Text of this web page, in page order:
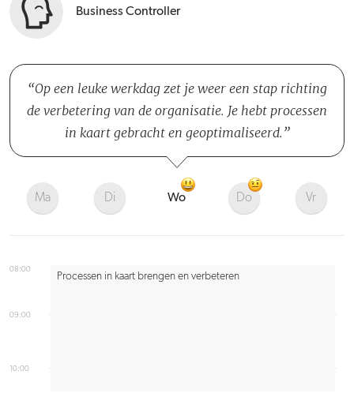
Business Controller
Op een leuke werkdag zet je weer een stap richting
de verbetering van de organisatie. Je hebt processen
in kaart gebracht en geoptimaliseerd.
Ma Di Wo Do Vr
08:00
09:00
10:00
Processen in kaart brengen en verbeteren